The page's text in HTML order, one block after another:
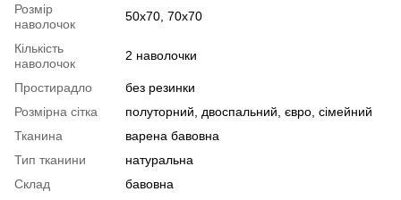
Розмір
наволочок
50x70, 70x70
Кількість
наволочок
2 наволочки
Простирадло
без резинки
Розмірна сітка
полуторний, двоспальний, євро, сімейний
Тканина
варена бавовна
Тип тканини
натуральна
Склад
бавовна